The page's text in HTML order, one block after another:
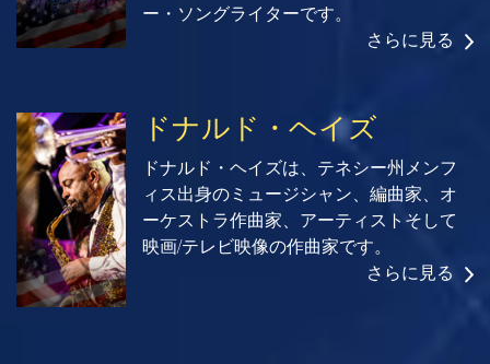
ー・ソングライターです。
さらに見る
ドナルド・ヘイズ
ドナルド・ヘイズは、テネシー州メンフ
ィス出身のミュージシャン、編曲家、オ
ーケストラ作曲家、アーティストそして
映画/テレビ映像の作曲家です。
さらに見る